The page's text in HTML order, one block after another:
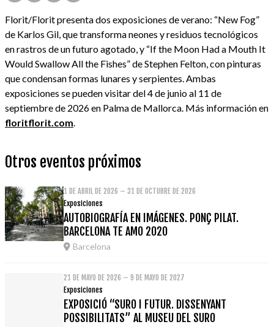
Florit/Florit presenta dos exposiciones de verano: “New Fog”
de Karlos Gil, que transforma neones y residuos tecnológicos
en rastros de un futuro agotado, y “If the Moon Had a Mouth It
Would Swallow All the Fishes” de Stephen Felton, con pinturas
que condensan formas lunares y serpientes. Ambas
exposiciones se pueden visitar del 4 de junio al 11 de
septiembre de 2026 en Palma de Mallorca. Más información en
floritflorit.com.
Otros eventos próximos
1 DE ABRIL DE 2026 – 31 DE OCTUBRE DE 2026
Exposiciones
AUTOBIOGRAFÍA EN IMÁGENES. PONÇ PILAT.
BARCELONA TE AMO 2020
Barcelona
21 DE MAYO DE 2026 – 9 DE MAYO DE 2027
Exposiciones
EXPOSICIÓ “SURO I FUTUR. DISSENYANT
POSSIBILITATS” AL MUSEU DEL SURO